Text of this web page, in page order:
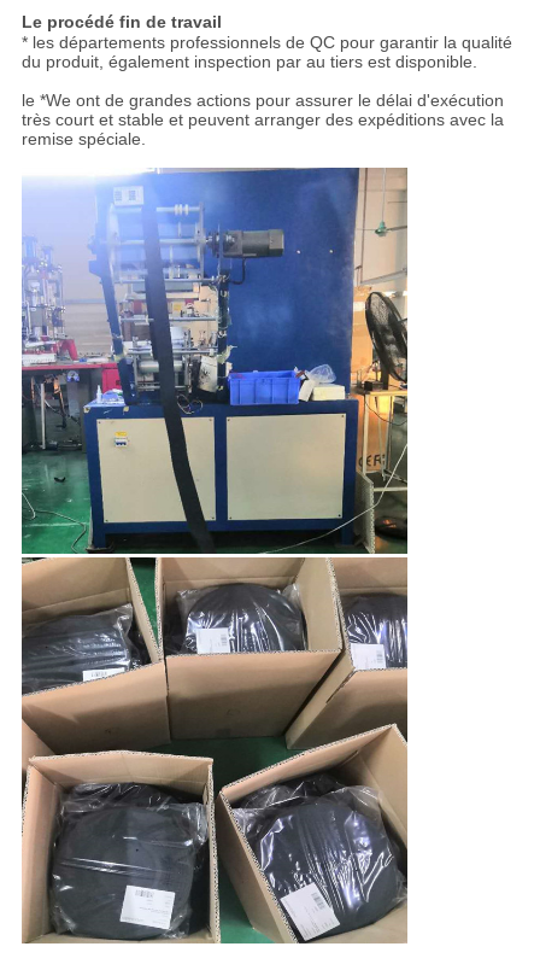
Le procédé fin de travail
* les départements professionnels de QC pour garantir la qualité
du produit, également inspection par au tiers est disponible.
le *We ont de grandes actions pour assurer le délai d'exécution
très court et stable et peuvent arranger des expéditions avec la
remise spéciale.